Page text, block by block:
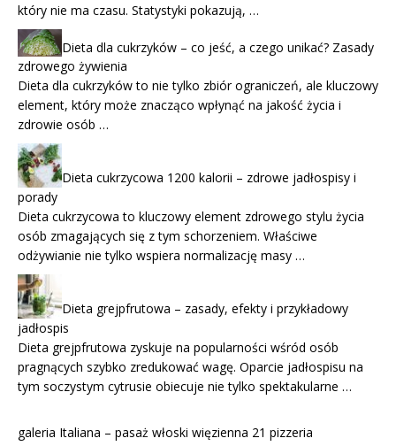
który nie ma czasu. Statystyki pokazują, …
Dieta dla cukrzyków – co jeść, a czego unikać? Zasady
zdrowego żywienia
Dieta dla cukrzyków to nie tylko zbiór ograniczeń, ale kluczowy
element, który może znacząco wpłynąć na jakość życia i
zdrowie osób …
Dieta cukrzycowa 1200 kalorii – zdrowe jadłospisy i
porady
Dieta cukrzycowa to kluczowy element zdrowego stylu życia
osób zmagających się z tym schorzeniem. Właściwe
odżywianie nie tylko wspiera normalizację masy …
Dieta grejpfrutowa – zasady, efekty i przykładowy
jadłospis
Dieta grejpfrutowa zyskuje na popularności wśród osób
pragnących szybko zredukować wagę. Oparcie jadłospisu na
tym soczystym cytrusie obiecuje nie tylko spektakularne …
galeria Italiana – pasaż włoski więzienna 21 pizzeria